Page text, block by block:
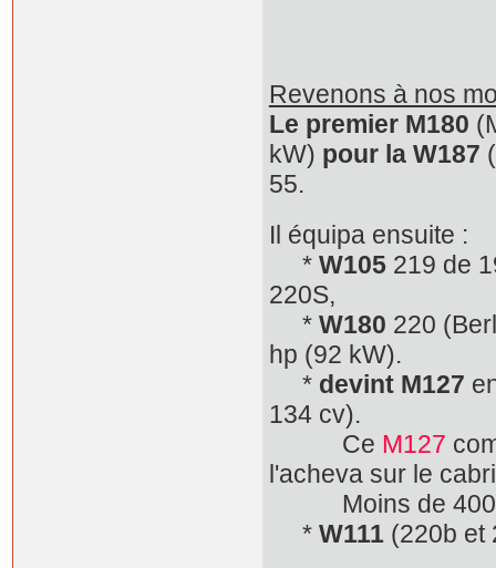
Revenons à nos
Le premier M180
kW) pour la W187
55.
Il équipa ensuite :
* W105219 de
220S,
* W180 220
hp (92 kW).
* devint M127
134 cv).
Ce M127
l'acheva sur le
Moins de 4000
* W111(220b et